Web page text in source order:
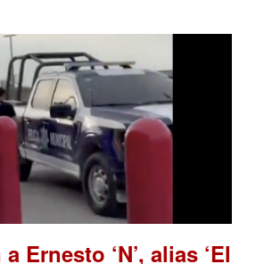
Ernesto ‘N’, alias ‘El